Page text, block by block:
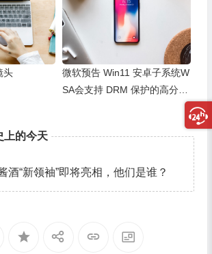
头
微软预告 Win11 安卓子系统W
SA会支持 DRM 保护的高分辨
上的今天
酒“新领袖”即将亮相，他们是谁？